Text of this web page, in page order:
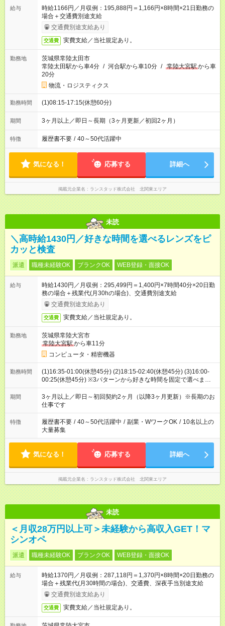
給与
時給1166円／月収例：195,888円＝1,166円×8時間×21日勤務の
場合＋交通費別途支給
交通費別途支給あり
交通費 実費支給／当社規定あり。
勤務地
茨城県常陸太田市
常陸太田駅から車4分 / 河合駅から車10分 / 常陸大宮駅から車
20分
物流・ロジスティクス
勤務時間 (1)08:15-17:15(休憩60分)
期間 3ヶ月以上／即日～長期（3ヶ月更新／初回2ヶ月）
特徴 履歴書不要 / 40～50代活躍中
気になる！ 応募する 詳細へ
掲載元企業名 ランスタッド株式会社 北関東エリア
未読
＼高時給1430円／好きな時間を選べるレンズをピ
カッと検査
派遣 職種未経験OK ブランクOK WEB登録・面接OK
給与
時給1430円／月収例：295,499円＝1,400円×7時間40分×20日勤
務の場合＋残業代(月30hの場合)、交通費別途支給
交通費別途支給あり
交通費 実費支給／当社規定あり。
勤務地
茨城県常陸大宮市
常陸大宮駅から車11分
コンピュータ・精密機器
勤務時間
(1)16:35-01:00(休憩45分) (2)18:15-02:40(休憩45分) (3)16:00-
00:25(休憩45分) ※3パターンから好きな時間を固定で選べま
す！
期間
3ヶ月以上／即日～初回契約2ヶ月（以降3ヶ月更新）※長期のお
仕事です
特徴 履歴書不要 / 40～50代活躍中 / 副業・WワークOK / 10名以上の
大量募集
気になる！ 応募する 詳細へ
掲載元企業名 ランスタッド株式会社 北関東エリア
未読
＜月収28万円以上可＞未経験から高収入GET！マ
シンオペ
派遣 職種未経験OK ブランクOK WEB登録・面接OK
給与
時給1370円／月収例：287,118円＝1,370円×8時間×20日勤務の
場合＋残業代(月30時間の場合)、交通費、深夜手当別途支給
交通費別途支給あり
交通費 実費支給／当社規定あり。